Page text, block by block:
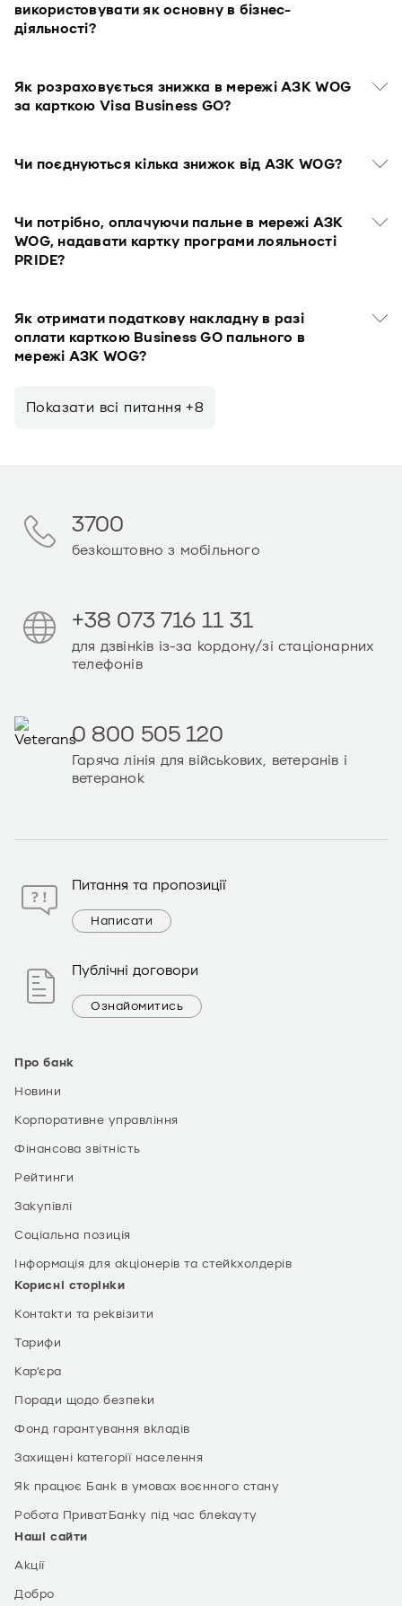
використовувати як основну в бізнес-
діяльності?
Як розраховується знижка в мережі АЗК WOG
за карткою Visa Business GO?
Чи поєднуються кілька знижок від АЗК WOG?
Чи потрібно, оплачуючи пальне в мережі АЗК
WOG, надавати картку програми лояльності
PRIDE?
Як отримати податкову накладну в разі
оплати карткою Business GO пального в
мережі АЗК WOG?
Показати всi питання +8
Про банк
Новини
Корпоративне управління
Фінансова звітність
Рейтинги
Закупівлі
Соціальна позиція
Інформація для акціонерів та стейкхолдерів
Корисні сторінки
Контакти та реквізити
Тарифи
Кар’єра
Поради щодо безпеки
Фонд гарантування вкладів
Захищені категорії населення
Як працює Банк в умовах воєнного стану
Робота ПриватБанку під час блекауту
Наші сайти
Акції
Добро
3700
безкоштовно з мобільного
+38 073 716 11 31
для дзвінків із-за кордону/зі стаціонарних
телефонів
0 800 505 120
Гаряча лінія для військових, ветеранів і
ветеранок
Питання та пропозиції
Написати
Публічні договори
Ознайомитись